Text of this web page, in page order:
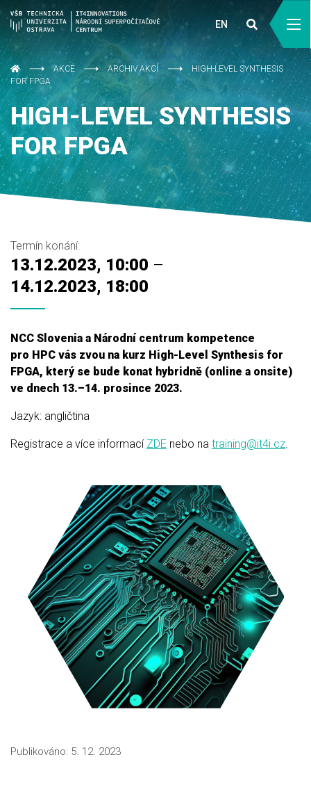
EN
AKCE ARCHIV AKCÍ
HIGH-LEVEL SYNTHESIS
FOR FPGA
HIGH-LEVEL SYNTHESIS
FOR FPGA
Termín konání:
13.12.2023, 10:00 –
14.12.2023, 18:00
NCC Slovenia a Národní centrum kompetence
pro HPC vás zvou na kurz High-Level Synthesis for
FPGA, který se bude konat hybridně (online a onsite)
ve dnech 13.–14. prosince 2023.
Jazyk: angličtina
Registrace a více informací ZDE nebo na training@it4i.cz.
Publikováno: 5. 12. 2023